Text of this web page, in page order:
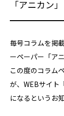
「アニカン
毎号コラムを掲
ーペーパー「アニ
この度のコラム
が、WEBサイト
になるというお